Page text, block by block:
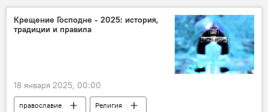
Религия
Справки
Крещение Господне - 2025: история,
традиции и правила
18 января 2025, 00:00
православие
Религия